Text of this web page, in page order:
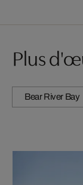
Plus
Bear River Bay